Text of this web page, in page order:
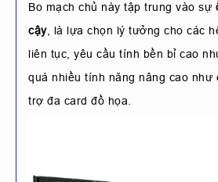
Bo mạch chủ này tập trung vào sự
cậy, là lựa chọn lý tưởng cho các
liên tục, yêu cầu tính bền bỉ cao
quá nhiều tính năng nâng cao như
trợ đa card đồ họa.